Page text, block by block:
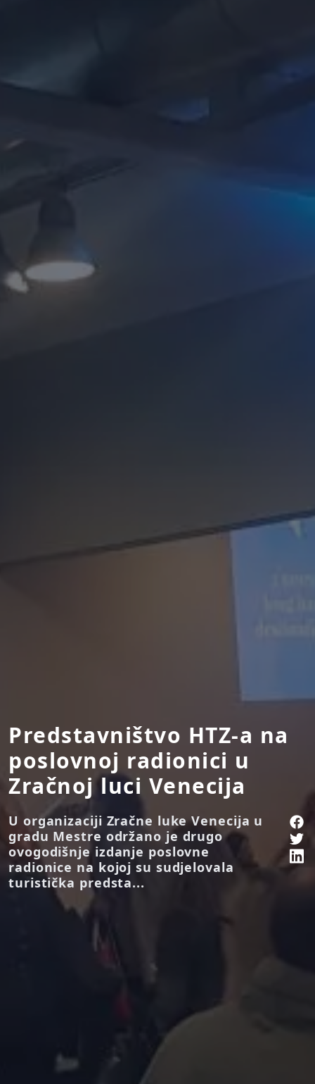
Predstavništvo HTZ-a na
poslovnoj radionici u
Zračnoj luci Venecija
U organizaciji Zračne luke Venecija u
gradu Mestre održano je drugo
ovogodišnje izdanje poslovne
radionice na kojoj su sudjelovala
turistička predsta...